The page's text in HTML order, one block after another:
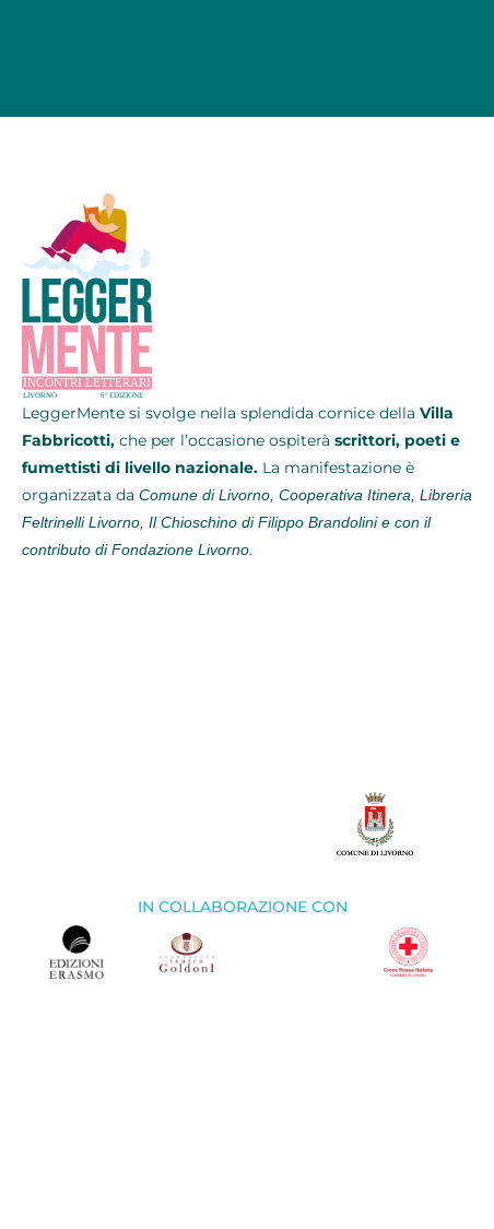
LeggerMente si svolge nella splendida cornice della Villa
Fabbricotti, che per l’occasione ospiterà scrittori, poeti e
fumettisti di livello nazionale. La manifestazione è
organizzata da Comune di Livorno, Cooperativa Itinera, Libreria
Feltrinelli Livorno, Il Chioschino di Filippo Brandolini e con il
contributo di Fondazione Livorno.
IN COLLABORAZIONE CON